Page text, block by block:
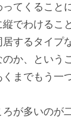
てくること
でわけるこ
居するタイプ
のか、という
までもう一
ろが多いのが